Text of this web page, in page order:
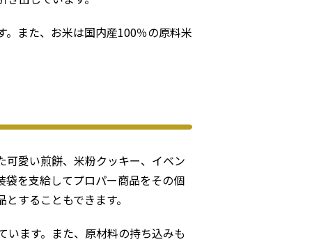
また、お米は国内産100％の原料米
可愛い煎餅、米粉クッキー、イベン
を支給してプロパー商品をその個
することもできます。
ます。また、原材料の持ち込みも